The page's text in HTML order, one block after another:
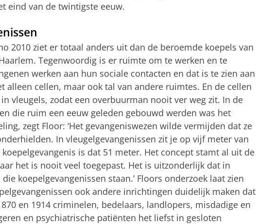
eind van de twintigste eeuw.
2010 ziet er totaal anders uit dan de beroemde koepels van
Tegenwoordig is er ruimte om te werken en te
werken aan hun sociale contacten en dat is te zien aan
alleen cellen, maar ook tal van andere ruimtes. En de cellen
vleugels, zodat een overbuurman nooit ver weg zit. In de
die ruim een eeuw geleden gebouwd werden was het
zegt Floor: ‘Het gevangeniswezen wilde vermijden dat ze
In vleugelgevangenissen zit je op vijf meter van
is dat 51 meter. Het concept stamt al uit de
het is nooit veel toegepast. Het is uitzonderlijk dat in
koepelgevangenissen staan.’ Floors onderzoek laat zien
ook andere inrichtingen duidelijk maken dat
en 1914 criminelen, bedelaars, landlopers, misdadige en
en psychiatrische patiënten het liefst in gesloten